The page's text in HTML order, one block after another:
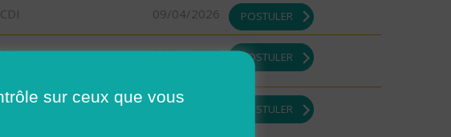
CDI 09/04/2026 POSTULER
CDI 09/04/2026 POSTULER
CDI 08/04/2026 POSTULER
sur ceux que vous